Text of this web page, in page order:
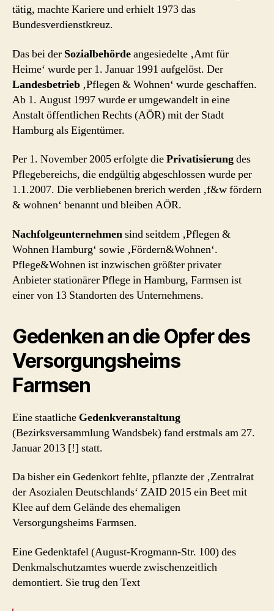
tätig, machte Kariere und erhielt 1973 das
Bundesverdienstkreuz.
Das bei der Sozialbehördeangesiedelte ‚Amt für
Heime‘ wurde per 1. Januar 1991 aufgelöst. Der
Landesbetrieb ‚Pflegen & Wohnen‘ wurde geschaffen.
Ab 1. August 1997 wurde er umgewandelt in eine
Anstalt öffentlichen Rechts (AÖR) mit der Stadt
Hamburg als Eigentümer.
Per 1. November 2005 erfolgte diePrivatisierungdes
Pflegebereichs, die endgültig abgeschlossen wurde per
1.1.2007. Die verbliebenen brerich werden ‚f&w fördern
& wohnen‘ benannt und bleiben AÖR.
Nachfolgeunternehmensind seitdem ‚Pflegen &
Wohnen Hamburg‘ sowie ‚Fördern&Wohnen‘.
Pflege&Wohnen ist inzwischen größter privater
Anbieter stationärer Pflege in Hamburg, Farmsen ist
einer von 13 Standorten des Unternehmens.
Gedenken an die Opfer des
Versorgungsheims
Farmsen
Eine staatliche Gedenkveranstaltung
(Bezirksversammlung Wandsbek) fand erstmals am 27.
Januar 2013 [!] statt.
Da bisher ein Gedenkort fehlte, pflanzte der ‚Zentralrat
der Asozialen Deutschlands‘ ZAID 2015 ein Beet mit
Klee auf dem Gelände des ehemaligen
Versorgungsheims Farmsen.
Eine Gedenktafel (August-Krogmann-Str. 100) des
Denkmalschutzamtes wuerde zwischenzeitlich
demontiert. Sie trug den Text